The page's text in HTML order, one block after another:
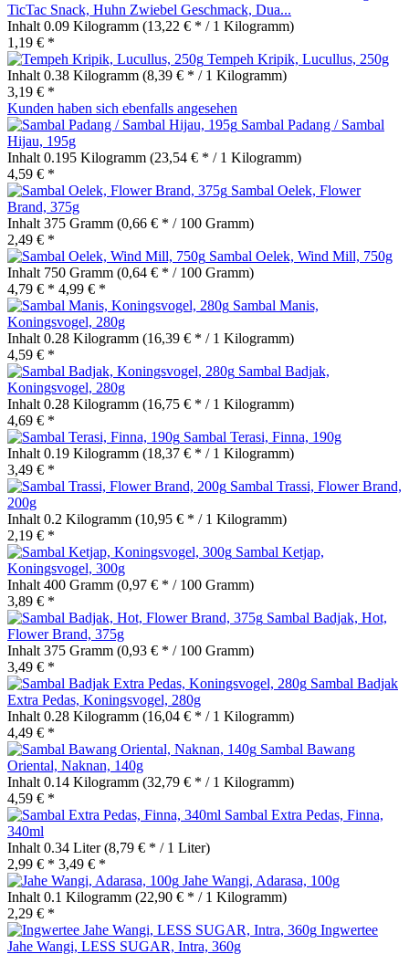
TicTac Snack, Huhn Zwiebel Geschmack, Dua...
Inhalt 0.09 Kilogramm (13,22 € * / 1 Kilogramm)
1,19 € *
Tempeh Kripik, Lucullus, 250g
Inhalt 0.38 Kilogramm (8,39 € * / 1 Kilogramm)
3,19 € *
Kunden haben sich ebenfalls angesehen
Sambal Padang / Sambal
Hijau, 195g
Inhalt 0.195 Kilogramm (23,54 € * / 1 Kilogramm)
4,59 € *
Sambal Oelek, Flower
Brand, 375g
Inhalt 375 Gramm (0,66 € * / 100 Gramm)
2,49 € *
Sambal Oelek, Wind Mill, 750g
Inhalt 750 Gramm (0,64 € * / 100 Gramm)
4,79 € * 4,99 € *
Sambal Manis,
Koningsvogel, 280g
Inhalt 0.28 Kilogramm (16,39 € * / 1 Kilogramm)
4,59 € *
Sambal Badjak,
Koningsvogel, 280g
Inhalt 0.28 Kilogramm (16,75 € * / 1 Kilogramm)
4,69 € *
Sambal Terasi, Finna, 190g
Inhalt 0.19 Kilogramm (18,37 € * / 1 Kilogramm)
3,49 € *
Sambal Trassi, Flower Brand,
200g
Inhalt 0.2 Kilogramm (10,95 € * / 1 Kilogramm)
2,19 € *
Sambal Ketjap,
Koningsvogel, 300g
Inhalt 400 Gramm (0,97 € * / 100 Gramm)
3,89 € *
Sambal Badjak, Hot,
Flower Brand, 375g
Inhalt 375 Gramm (0,93 € * / 100 Gramm)
3,49 € *
Sambal Badjak
Extra Pedas, Koningsvogel, 280g
Inhalt 0.28 Kilogramm (16,04 € * / 1 Kilogramm)
4,49 € *
Sambal Bawang
Oriental, Naknan, 140g
Inhalt 0.14 Kilogramm (32,79 € * / 1 Kilogramm)
4,59 € *
Sambal Extra Pedas, Finna,
340ml
Inhalt 0.34 Liter(8,79 € * / 1 Liter)
2,99 € * 3,49 € *
Jahe Wangi, Adarasa, 100g
Inhalt 0.1 Kilogramm (22,90 € * / 1 Kilogramm)
2,29 € *
Ingwertee
Jahe Wangi, LESS SUGAR, Intra, 360g